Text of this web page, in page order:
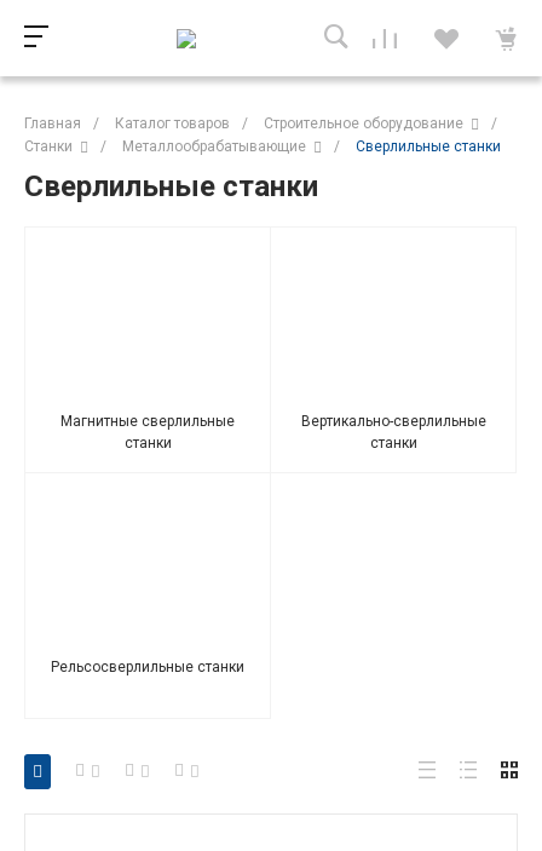
Главная / Каталог товаров / Строительное оборудование
/
Станки
/ Металлообрабатывающие / Сверлильные станки
Сверлильные станки
Магнитные сверлильные
станки
Вертикально-сверлильные
станки
Рельсосверлильные станки